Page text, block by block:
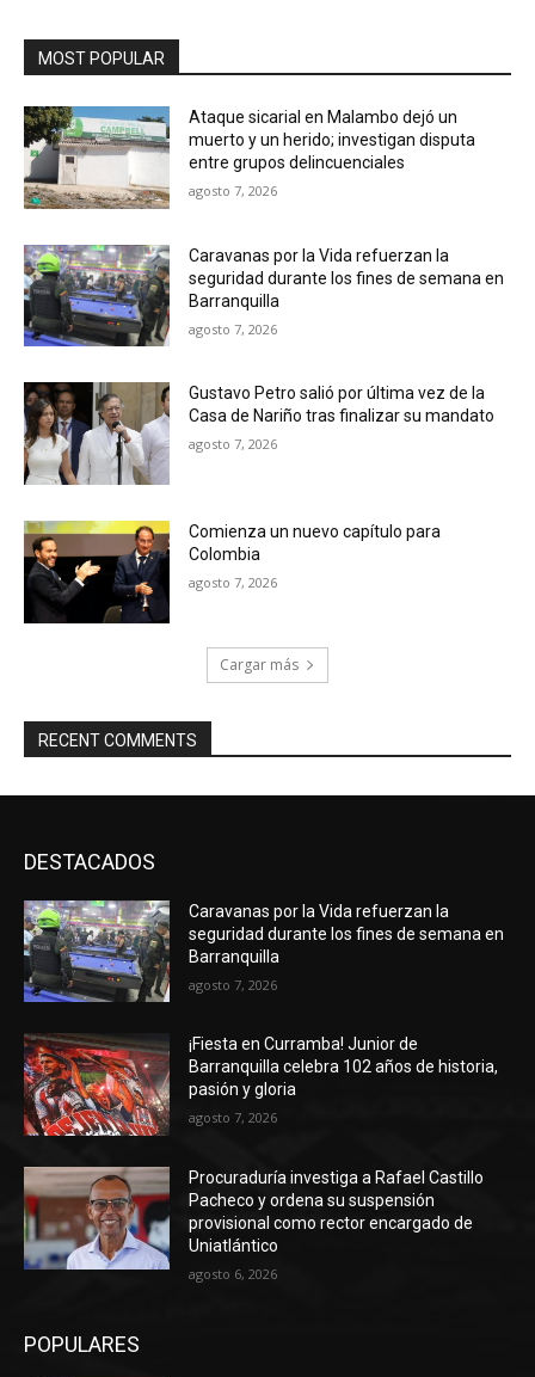
MOST POPULAR
Ataque sicarial en Malambo dejó un
muerto y un herido; investigan disputa
entre grupos delincuenciales
agosto 7, 2026
Caravanas por la Vida refuerzan la
seguridad durante los fines de semana en
Barranquilla
agosto 7, 2026
Gustavo Petro salió por última vez de la
Casa de Nariño tras finalizar su mandato
agosto 7, 2026
Comienza un nuevo capítulo para
Colombia
agosto 7, 2026
Cargar más
RECENT COMMENTS
DESTACADOS
Caravanas por la Vida refuerzan la
seguridad durante los fines de semana en
Barranquilla
agosto 7, 2026
¡Fiesta en Curramba! Junior de
Barranquilla celebra 102 años de historia,
pasión y gloria
agosto 7, 2026
Procuraduría investiga a Rafael Castillo
Pacheco y ordena su suspensión
provisional como rector encargado de
Uniatlántico
agosto 6, 2026
POPULARES